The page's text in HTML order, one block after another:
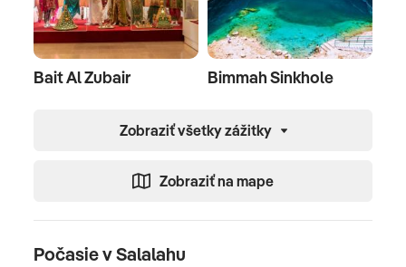
Bait Al Zubair Bimmah Sinkhole
Zobraziť všetky zážitky
Zobraziť na mape
Počasie v Salalahu